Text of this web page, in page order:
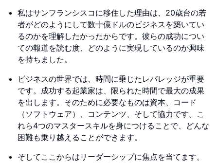
私はサンフランシスコに移住した理由は、20歳台の若
者がどのようにして数十億ドルのビジネスを築いてい
るのかを理解したかったからです。彼らの成功につい
ての報道を読む度、どのように実現しているのか興味
を持ちました。
ビジネスの世界では、時間に乗じたレバレッジが重要
です。成功する起業家は、限られた時間で最大の成果
を出します。そのために必要なものは資本、コード
（ソフトウェア）、コンテンツ、そして協力です。こ
れら4つのマスタースキルを身につけることで、どんな
困難も乗り越えることができます。
そしてここからはリーダーシップに焦点を当てます。